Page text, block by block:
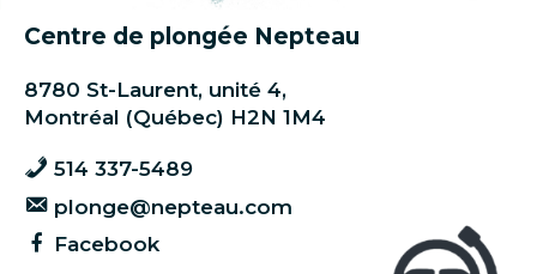
Centre de plongée Nepteau
8780 St-Laurent, unité 4,
Montréal (Québec) H2N 1M4
514 337-5489
plonge@nepteau.com
Facebook